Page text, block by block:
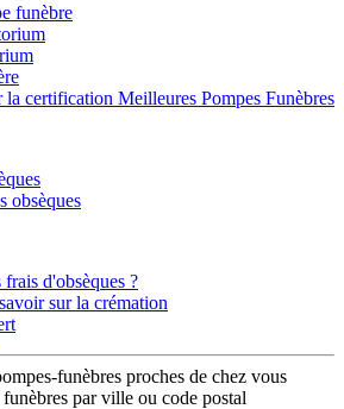
funèbre
la certification Meilleures Pompes Funèbres
obsèques
d'obsèques ?
sur la crémation
funèbres proches de chez vous
par ville ou code postal